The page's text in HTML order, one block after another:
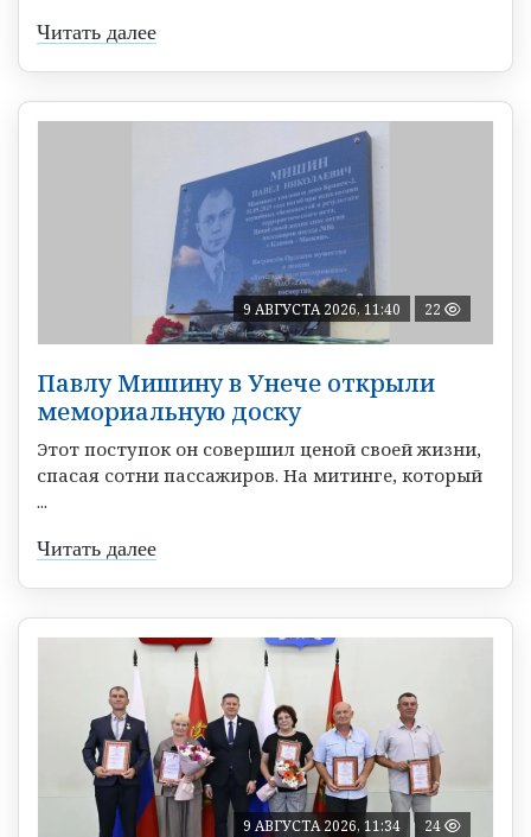
Читать далее
9 АВГУСТА 2026, 11:40 22
Павлу Мишину в Унече открыли
мемориальную доску
Этот поступок он совершил ценой своей жизни,
спасая сотни пассажиров. На митинге, который
...
Читать далее
9 АВГУСТА 2026, 11:34 24